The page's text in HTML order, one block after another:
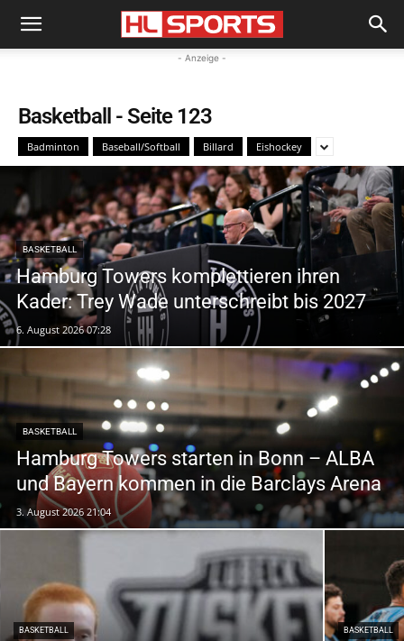
- Anzeige -
Basketball - Seite 123
Badminton Baseball/Softball Billard Eishockey
BASKETBALL
Hamburg Towers komplettieren ihren
Kader: Trey Wade unterschreibt bis 2027
6. August 2026 07:28
BASKETBALL
Hamburg Towers starten in Bonn – ALBA
und Bayern kommen in die Barclays Arena
3. August 2026 21:04
BASKETBALL BASKETBALL